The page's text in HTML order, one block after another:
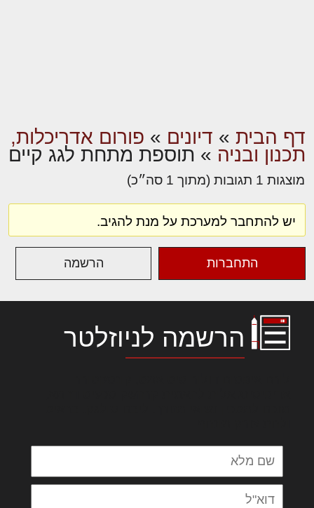
דף הבית » דיונים » פורום אדריכלות,
תכנון ובניה » תוספת מתחת לגג קיים
מוצגות 1 תגובות (מתוך 1 סה״כ)
יש להתחבר למערכת על מנת להגיב.
התחברות הרשמה
הרשמה לניוזלטר